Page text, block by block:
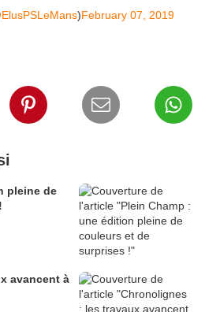
)February 07, 2019
pleine de
avancent à